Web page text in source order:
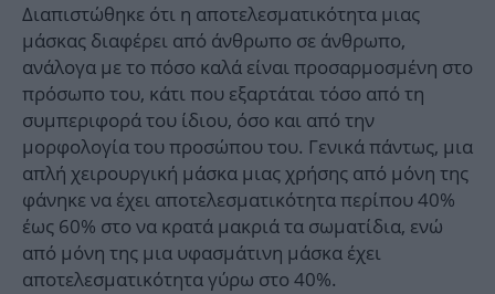
Διαπιστώθηκε ότι η αποτελεσματικότητα μιας
μάσκας διαφέρει από άνθρωπο σε άνθρωπο,
ανάλογα με το πόσο καλά είναι προσαρμοσμένη στο
πρόσωπο του, κάτι που εξαρτάται τόσο από τη
συμπεριφορά του ίδιου, όσο και από την
μορφολογία του προσώπου του. Γενικά πάντως, μια
απλή χειρουργική μάσκα μιας χρήσης από μόνη της
φάνηκε να έχει αποτελεσματικότητα περίπου 40%
έως 60% στο να κρατά μακριά τα σωματίδια, ενώ
από μόνη της μια υφασμάτινη μάσκα έχει
αποτελεσματικότητα γύρω στο 40%.